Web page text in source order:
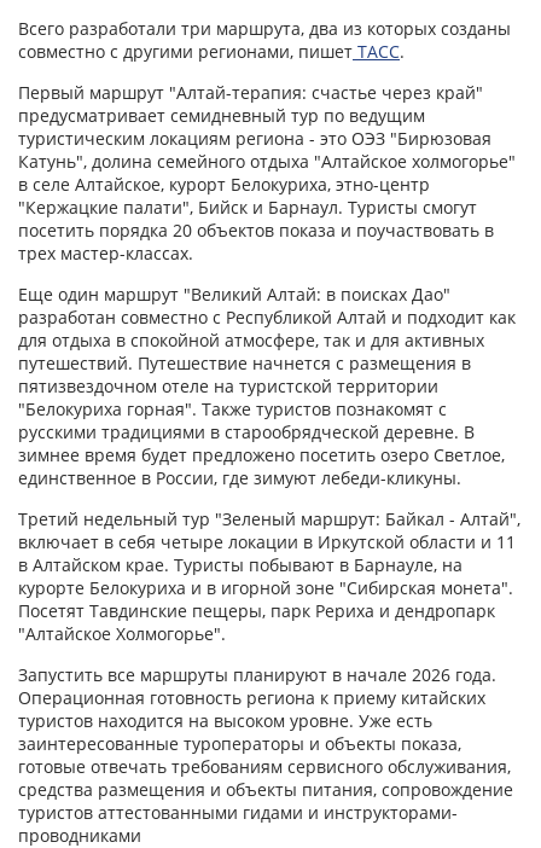
Всего разработали три маршрута, два из которых созданы
совместно с другими регионами, пишет ТАСС.
Первый маршрут "Алтай-терапия: счастье через край"
предусматривает семидневный тур по ведущим
туристическим локациям региона - это ОЭЗ "Бирюзовая
Катунь", долина семейного отдыха "Алтайское холмогорье"
в селе Алтайское, курорт Белокуриха, этно-центр
"Кержацкие палати", Бийск и Барнаул. Туристы смогут
посетить порядка 20 объектов показа и поучаствовать в
трех мастер-классах.
Еще один маршрут "Великий Алтай: в поисках Дао"
разработан совместно с Республикой Алтай и подходит как
для отдыха в спокойной атмосфере, так и для активных
путешествий. Путешествие начнется с размещения в
пятизвездочном отеле на туристской территории
"Белокуриха горная". Также туристов познакомят с
русскими традициями в старообрядческой деревне. В
зимнее время будет предложено посетить озеро Светлое,
единственное в России, где зимуют лебеди-кликуны.
Третий недельный тур "Зеленый маршрут: Байкал - Алтай",
включает в себя четыре локации в Иркутской области и 11
в Алтайском крае. Туристы побывают в Барнауле, на
курорте Белокуриха и в игорной зоне "Сибирская монета".
Посетят Тавдинские пещеры, парк Рериха и дендропарк
"Алтайское Холмогорье".
Запустить все маршруты планируют в начале 2026 года.
Операционная готовность региона к приему китайских
туристов находится на высоком уровне. Уже есть
заинтересованные туроператоры и объекты показа,
готовые отвечать требованиям сервисного обслуживания,
средства размещения и объекты питания, сопровождение
туристов аттестованными гидами и инструкторами-
проводниками